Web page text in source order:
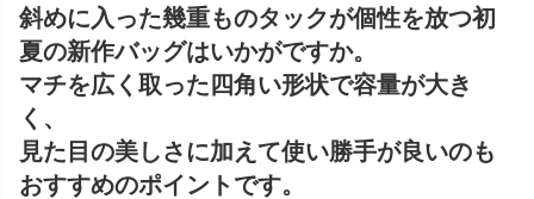
斜めに入った幾重ものタックが個性を放つ初
夏の新作バッグはいかがですか。
マチを広く取った四角い形状で容量が大き
く、
見た目の美しさに加えて使い勝手が良いのも
おすすめのポイントです。